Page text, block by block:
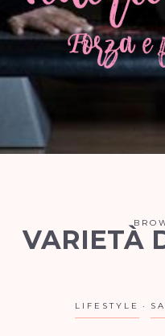
VARIETÀ
LIFESTYLE